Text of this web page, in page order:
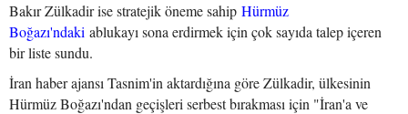
Bakır Zülkadir ise stratejik öneme sahip Hürmüz
Boğazı'ndaki ablukayı sona erdirmek için çok sayıda talep içeren
bir liste sundu.
İran haber ajansı Tasnim'in aktardığına göre Zülkadir, ülkesinin
Hürmüz Boğazı'ndan geçişleri serbest bırakması için "İran'a ve